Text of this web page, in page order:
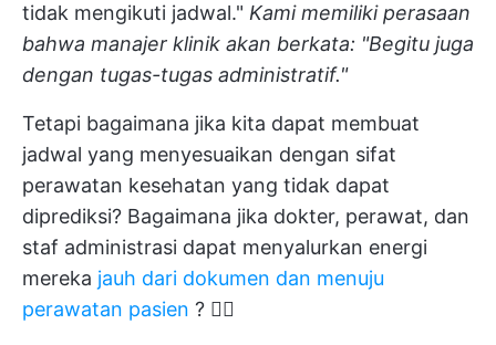
tidak mengikuti jadwal." Kami memiliki perasaan
bahwa manajer klinik akan berkata: "Begitu juga
dengan tugas-tugas administratif."
Tetapi bagaimana jika kita dapat membuat
jadwal yang menyesuaikan dengan sifat
perawatan kesehatan yang tidak dapat
diprediksi? Bagaimana jika dokter, perawat, dan
staf administrasi dapat menyalurkan energi
mereka jauh dari dokumen dan menuju
perawatan pasien ? 🧑‍⚕️